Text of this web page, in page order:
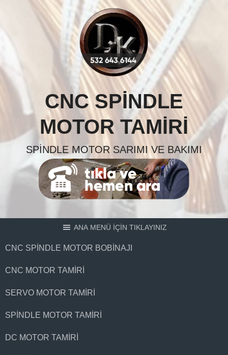
CNC SPINDLE
MOTOR TAMIRI
SPINDLE MOTOR SARIMI VE BAKIMI
ANA MENÜ İÇİN TIKLAYINIZ
CNC SPINDLE MOTOR BOBINAJI
CNC MOTOR TAMIRI
SERVO MOTOR TAMIRI
SPINDLE MOTOR TAMIRI
DC MOTOR TAMIRI